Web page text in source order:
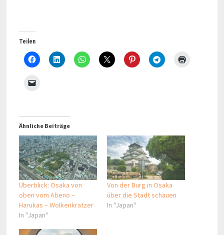
Teilen
Ähnliche Beiträge
Überblick: Osaka von
oben vom Abeno –
Harukas – Wolkenkratzer
In "Japan"
Von der Burg in Osaka
über die Stadt schauen
In "Japan"